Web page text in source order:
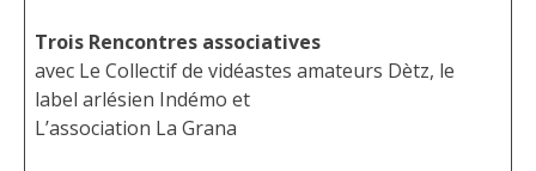
Trois Rencontres associatives
avec Le Collectif de vidéastes amateurs Dètz, le
label arlésien Indémo et
L’association La Grana